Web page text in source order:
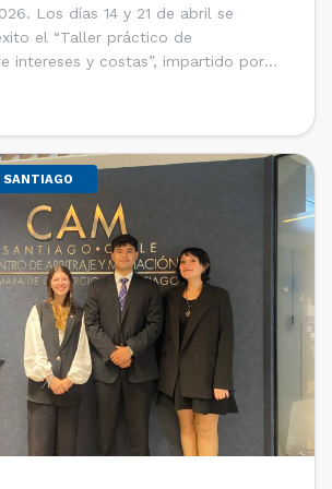
Los días 14 y 21 de abril se
el “Taller práctico de
intereses y costas”, impartido por
de Chile y Magíster en Economía
de Chicago) y María Luisa Petitpas
SANTIAGO